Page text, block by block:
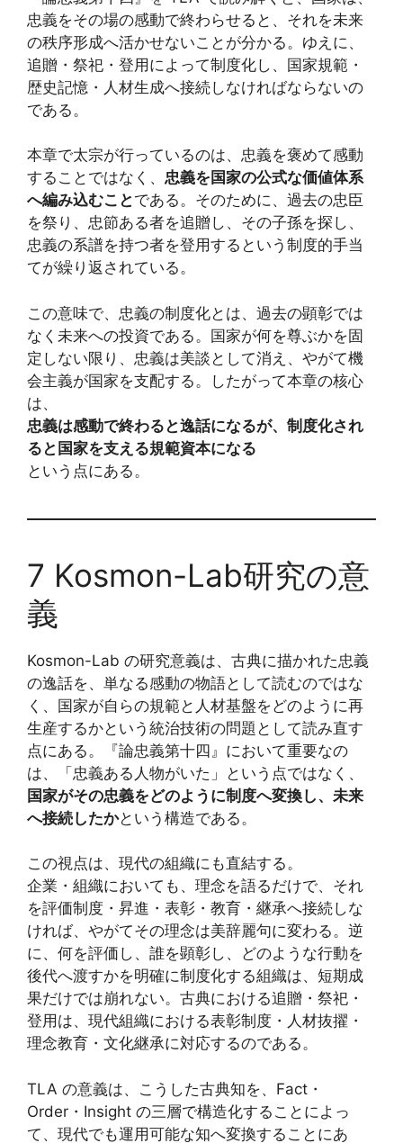
忠義をその場の感動で終わらせると、それを未来
の秩序形成へ活かせないことが分かる。ゆえに、
追贈・祭祀・登用によって制度化し、国家規範・
歴史記憶・人材生成へ接続しなければならないの
である。
本章で太宗が行っているのは、忠義を褒めて感動
することではなく、 忠義を国家の公式な価値体系
へ編み込むこと である。そのために、過去の忠臣
を祭り、忠節ある者を追贈し、その子孫を探し、
忠義の系譜を持つ者を登用するという制度的手当
てが繰り返されている。
この意味で、忠義の制度化とは、過去の顕彰では
なく未来への投資である。国家が何を尊ぶかを固
定しない限り、忠義は美談として消え、やがて機
会主義が国家を支配する。したがって本章の核心
は、
忠義は感動で終わると逸話になるが、制度化され
ると国家を支える規範資本になる
という点にある。
7 Kosmon-Lab研究の意
義
Kosmon-Lab の研究意義は、古典に描かれた忠義
の逸話を、単なる感動の物語として読むのではな
く、国家が自らの規範と人材基盤をどのように再
生産するかという統治技術の問題として読み直す
点にある。『論忠義第十四』において重要なの
は、「忠義ある人物がいた」という点ではなく、
国家がその忠義をどのように制度へ変換し、未来
へ接続したかという構造である。
この視点は、現代の組織にも直結する。
企業・組織においても、理念を語るだけで、それ
を評価制度・昇進・表彰・教育・継承へ接続しな
ければ、やがてその理念は美辞麗句に変わる。逆
に、何を評価し、誰を顕彰し、どのような行動を
後代へ渡すかを明確に制度化する組織は、短期成
果だけでは崩れない。古典における追贈・祭祀・
登用は、現代組織における表彰制度・人材抜擢・
理念教育・文化継承に対応するのである。
TLA の意義は、こうした古典知を、Fact・
Order・Insight の三層で構造化することによっ
て、現代でも運用可能な知へ変換することにあ